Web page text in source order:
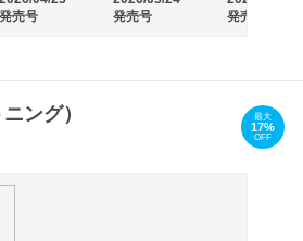
発売号
発売号
発売号
ング） 最大
17%
OFF